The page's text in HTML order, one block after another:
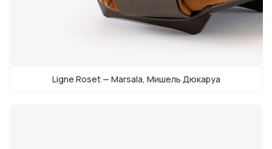
Ligne Roset — Marsala, Мишель Дюкаруа